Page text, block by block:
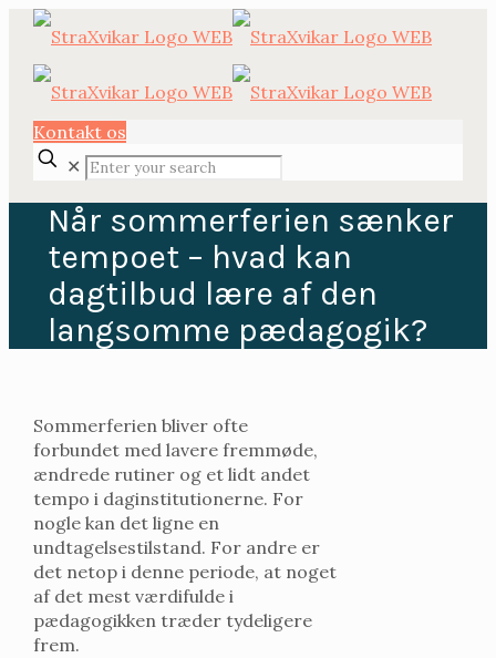
Kontakt os
✕
Når sommerferien sænker
tempoet – hvad kan
dagtilbud lære af den
langsomme pædagogik?
Sommerferien bliver ofte
forbundet med lavere fremmøde,
ændrede rutiner og et lidt andet
tempo i daginstitutionerne. For
nogle kan det ligne en
undtagelsestilstand. For andre er
det netop i denne periode, at noget
af det mest værdifulde i
pædagogikken træder tydeligere
frem.